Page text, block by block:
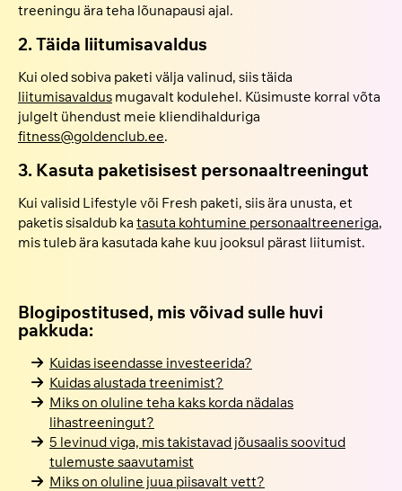
treeningu ära teha lõunapausi ajal.
2. Täida liitumisavaldus
Kui oled sobiva paketi välja valinud, siis täida
liitumisavaldus mugavalt kodulehel. Küsimuste korral võta
julgelt ühendust meie kliendihalduriga
fitness@goldenclub.ee.
3. Kasuta paketisisest personaaltreeningut
Kui valisid Lifestyle või Fresh paketi, siis ära unusta, et
paketis sisaldub ka tasuta kohtumine personaaltreeneriga,
mis tuleb ära kasutada kahe kuu jooksul pärast liitumist.
Blogipostitused, mis võivad sulle huvi
pakkuda:
Kuidas iseendasse investeerida?
Kuidas alustada treenimist?
Miks on oluline teha kaks korda nädalas
lihastreeningut?
5 levinud viga, mis takistavad jõusaalis soovitud
tulemuste saavutamist
Miks on oluline juua piisavalt vett?